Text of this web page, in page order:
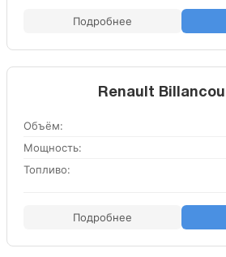
Подробнее
Renault
Объём:
Мощность:
Топливо:
Подробнее